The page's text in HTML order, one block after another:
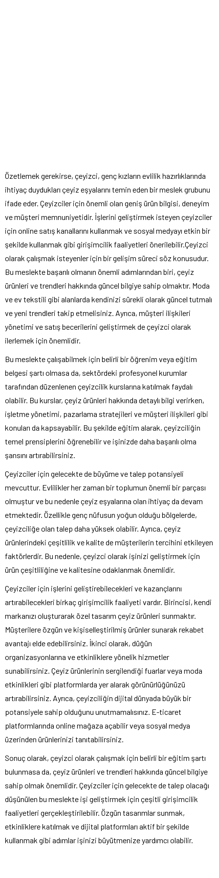
Özetlemek gerekirse, çeyizci, genç kızların evlilik hazırlıklarında
ihtiyaç duydukları çeyiz eşyalarını temin eden bir meslek grubunu
ifade eder. Çeyizciler için önemli olan geniş ürün bilgisi, deneyim
ve müşteri memnuniyetidir. İşlerini geliştirmek isteyen çeyizciler
için online satış kanallarını kullanmak ve sosyal medyayı etkin bir
şekilde kullanmak gibi girişimcilik faaliyetleri önerilebilir.Çeyizci
olarak çalışmak isteyenler için bir gelişim süreci söz konusudur.
Bu meslekte başarılı olmanın önemli adımlarından biri, çeyiz
ürünleri ve trendleri hakkında güncel bilgiye sahip olmaktır. Moda
ve ev tekstili gibi alanlarda kendinizi sürekli olarak güncel tutmalı
ve yeni trendleri takip etmelisiniz. Ayrıca, müşteri ilişkileri
yönetimi ve satış becerilerini geliştirmek de çeyizci olarak
ilerlemek için önemlidir.
Bu meslekte çalışabilmek için belirli bir öğrenim veya eğitim
belgesi şartı olmasa da, sektördeki profesyonel kurumlar
tarafından düzenlenen çeyizcilik kurslarına katılmak faydalı
olabilir. Bu kurslar, çeyiz ürünleri hakkında detaylı bilgi verirken,
işletme yönetimi, pazarlama stratejileri ve müşteri ilişkileri gibi
konuları da kapsayabilir. Bu şekilde eğitim alarak, çeyizciliğin
temel prensiplerini öğrenebilir ve işinizde daha başarılı olma
şansını artırabilirsiniz.
Çeyizciler için gelecekte de büyüme ve talep potansiyeli
mevcuttur. Evlilikler her zaman bir toplumun önemli bir parçası
olmuştur ve bu nedenle çeyiz eşyalarına olan ihtiyaç da devam
etmektedir. Özellikle genç nüfusun yoğun olduğu bölgelerde,
çeyizciliğe olan talep daha yüksek olabilir. Ayrıca, çeyiz
ürünlerindeki çeşitlilik ve kalite de müşterilerin tercihini etkileyen
faktörlerdir. Bu nedenle, çeyizci olarak işinizi geliştirmek için
ürün çeşitliliğine ve kalitesine odaklanmak önemlidir.
Çeyizciler için işlerini geliştirebilecekleri ve kazançlarını
artırabilecekleri birkaç girişimcilik faaliyeti vardır. Birincisi, kendi
markanızı oluşturarak özel tasarım çeyiz ürünleri sunmaktır.
Müşterilere özgün ve kişiselleştirilmiş ürünler sunarak rekabet
avantajı elde edebilirsiniz. İkinci olarak, düğün
organizasyonlarına ve etkinliklere yönelik hizmetler
sunabilirsiniz. Çeyiz ürünlerinin sergilendiği fuarlar veya moda
etkinlikleri gibi platformlarda yer alarak görünürlüğünüzü
artırabilirsiniz. Ayrıca, çeyizciliğin dijital dünyada büyük bir
potansiyele sahip olduğunu unutmamalısınız. E-ticaret
platformlarında online mağaza açabilir veya sosyal medya
üzerinden ürünlerinizi tanıtabilirsiniz.
Sonuç olarak, çeyizci olarak çalışmak için belirli bir eğitim şartı
bulunmasa da, çeyiz ürünleri ve trendleri hakkında güncel bilgiye
sahip olmak önemlidir. Çeyizciler için gelecekte de talep olacağı
düşünülen bu meslekte işi geliştirmek için çeşitli girişimcilik
faaliyetleri gerçekleştirilebilir. Özgün tasarımlar sunmak,
etkinliklere katılmak ve dijital platformları aktif bir şekilde
kullanmak gibi adımlar işinizi büyütmenize yardımcı olabilir.